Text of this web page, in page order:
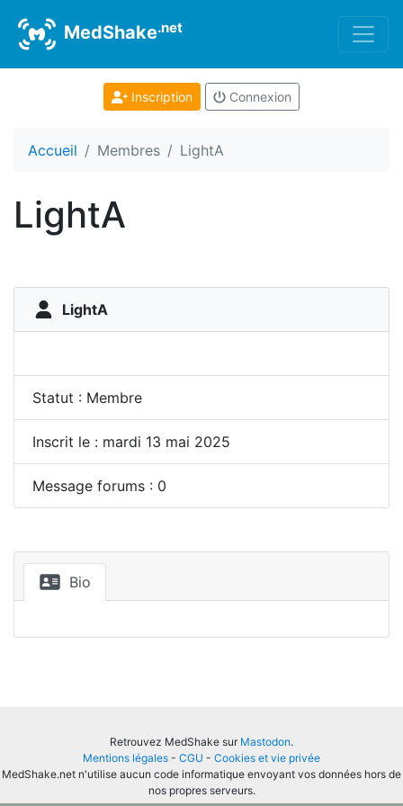
MedShake.net
Inscription Connexion
Accueil Membres LightA
LightA
LightA
Statut : Membre
Inscrit le : mardi 13 mai 2025
Message forums : 0
Bio
Retrouvez MedShake sur Mastodon.
Mentions légales - CGU - Cookies et vie privée
MedShake.net n'utilise aucun code informatique envoyant vos données hors de
nos propres serveurs.